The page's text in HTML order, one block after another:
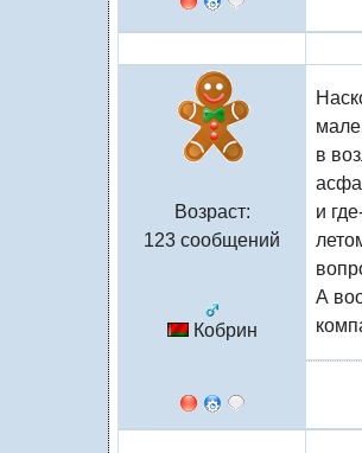
Возраст:
123 сообщений
Кобрин
в
и
А